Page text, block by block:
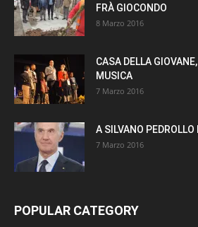
FRÀ GIOCONDO
8 Marzo 2016
CASA DELLA
MUSICA
7 Marzo 2016
A SILVANO
7 Marzo 2016
POPULAR CATEGORY